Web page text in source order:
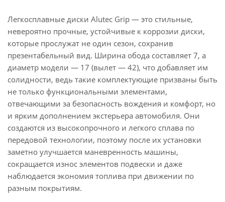
Легкосплавные диски Alutec Grip — это стильные,
невероятно прочные, устойчивые к коррозии диски,
которые прослужат не один сезон, сохранив
презентабельный вид. Ширина обода составляет 7, а
диаметр модели — 17 (вылет — 42), что добавляет им
солидности, ведь такие комплектующие призваны быть
не только функциональными элементами,
отвечающими за безопасность вождения и комфорт, но
и ярким дополнением экстерьера автомобиля. Они
создаются из высокопрочного и легкого сплава по
передовой технологии, поэтому после их установки
заметно улучшается маневренность машины,
сокращается износ элементов подвески и даже
наблюдается экономия топлива при движении по
разным покрытиям.